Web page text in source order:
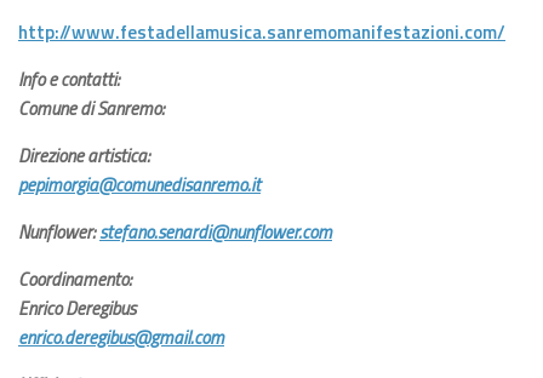
http://www.festadellamusica.sanremomanifestazioni.com/
Info e contatti:
Comune di Sanremo:
Direzione artistica:
pepimorgia@comunedisanremo.it
Nunflower:stefano.senardi@nunflower.com
Coordinamento:
Enrico Deregibus
enrico.deregibus@gmail.com